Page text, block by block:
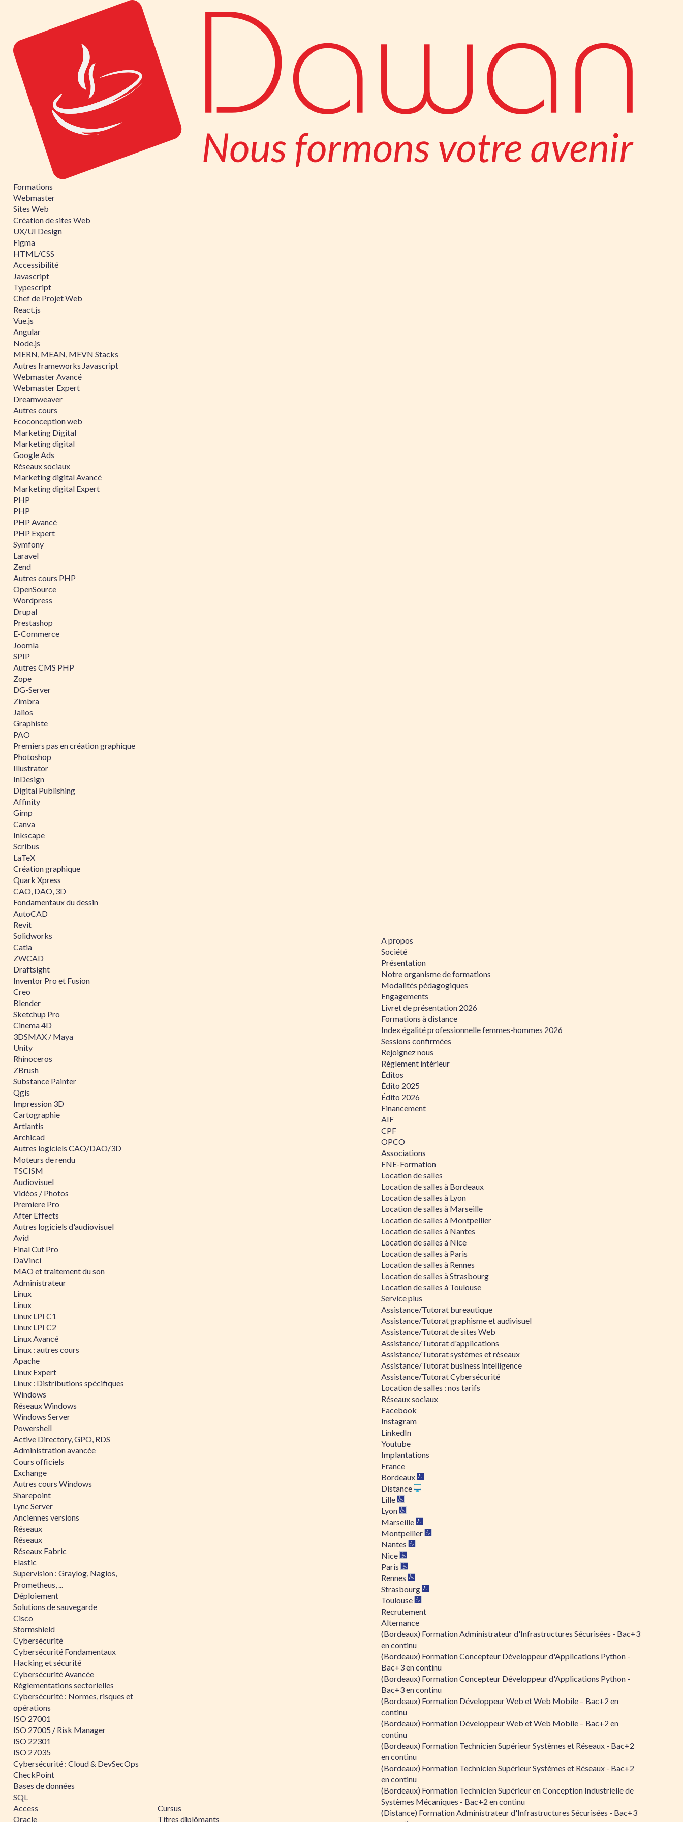
Formations
Webmaster
Sites Web
Création de sites Web
UX/UI Design
Figma
HTML/CSS
Accessibilité
Javascript
Typescript
Chef de Projet Web
React.js
Vue.js
Angular
Node.js
MERN, MEAN, MEVN Stacks
Autres frameworks Javascript
Webmaster Avancé
Webmaster Expert
Dreamweaver
Autres cours
Ecoconception web
Marketing Digital
Marketing digital
Google Ads
Réseaux sociaux
Marketing digital Avancé
Marketing digital Expert
PHP
PHP
PHP Avancé
PHP Expert
Symfony
Laravel
Zend
Autres cours PHP
OpenSource
Wordpress
Drupal
Prestashop
E-Commerce
Joomla
SPIP
Autres CMS PHP
Zope
DG-Server
Zimbra
Jalios
Graphiste
PAO
Premiers pas en création graphique
Photoshop
Illustrator
InDesign
Digital Publishing
Affinity
Gimp
Canva
Inkscape
Scribus
LaTeX
Création graphique
Quark Xpress
CAO, DAO, 3D
Fondamentaux du dessin
AutoCAD
Revit
Solidworks
Catia
ZWCAD
Draftsight
Inventor Pro et Fusion
Creo
Blender
Sketchup Pro
Cinema 4D
3DSMAX / Maya
Unity
Rhinoceros
ZBrush
Substance Painter
Qgis
Impression 3D
Cartographie
Artlantis
Archicad
Autres logiciels CAO/DAO/3D
Moteurs de rendu
TSCISM
Audiovisuel
Vidéos / Photos
Premiere Pro
After Effects
Autres logiciels d'audiovisuel
Avid
Final Cut Pro
DaVinci
MAO et traitement du son
Administrateur
Linux
Linux
Linux LPI C1
Linux LPI C2
Linux Avancé
Linux : autres cours
Apache
Linux Expert
Linux : Distributions spécifiques
Windows
Réseaux Windows
Windows Server
Powershell
Active Directory, GPO, RDS
Administration avancée
Cours officiels
Exchange
Autres cours Windows
Sharepoint
Lync Server
Anciennes versions
Réseaux
Réseaux
Réseaux Fabric
Elastic
Supervision : Graylog, Nagios,
Prometheus, ...
Déploiement
Solutions de sauvegarde
Cisco
Stormshield
Cybersécurité
Cybersécurité Fondamentaux
Hacking et sécurité
Cybersécurité Avancée
Règlementations sectorielles
Cybersécurité : Normes, risques et
opérations
ISO 27001
ISO 27005 / Risk Manager
ISO 22301
ISO 27035
Cybersécurité : Cloud & DevSecOps
CheckPoint
Bases de données
SQL
Access
Oracle
Cursus
Titres diplômants
A propos
Société
Présentation
Notre organisme de formations
Modalités pédagogiques
Engagements
Livret de présentation 2026
Formations à distance
Index égalité professionnelle femmes-hommes 2026
Sessions confirmées
Rejoignez nous
Règlement intérieur
Éditos
Édito 2025
Édito 2026
Financement
AIF
CPF
OPCO
Associations
FNE-Formation
Location de salles
Location de salles à Bordeaux
Location de salles à Lyon
Location de salles à Marseille
Location de salles à Montpellier
Location de salles à Nantes
Location de salles à Nice
Location de salles à Paris
Location de salles à Rennes
Location de salles à Strasbourg
Location de salles à Toulouse
Service plus
Assistance/Tutorat bureautique
Assistance/Tutorat graphisme et audivisuel
Assistance/Tutorat de sites Web
Assistance/Tutorat d'applications
Assistance/Tutorat systèmes et réseaux
Assistance/Tutorat business intelligence
Assistance/Tutorat Cybersécurité
Location de salles : nos tarifs
Réseaux sociaux
Facebook
Instagram
LinkedIn
Youtube
Implantations
France
Bordeaux
Distance
Lille
Lyon
Marseille
Montpellier
Nantes
Nice
Paris
Rennes
Strasbourg
Toulouse
Recrutement
Alternance
(Bordeaux) Formation Administrateur d'Infrastructures Sécurisées - Bac+3
en continu
(Bordeaux) Formation Concepteur Développeur d'Applications Python -
Bac+3 en continu
(Bordeaux) Formation Concepteur Développeur d'Applications Python -
Bac+3 en continu
(Bordeaux) Formation Développeur Web et Web Mobile – Bac+2 en
continu
(Bordeaux) Formation Développeur Web et Web Mobile – Bac+2 en
continu
(Bordeaux) Formation Technicien Supérieur Systèmes et Réseaux - Bac+2
en continu
(Bordeaux) Formation Technicien Supérieur Systèmes et Réseaux - Bac+2
en continu
(Bordeaux) Formation Technicien Supérieur en Conception Industrielle de
Systèmes Mécaniques - Bac+2 en continu
(Distance) Formation Administrateur d'Infrastructures Sécurisées - Bac+3